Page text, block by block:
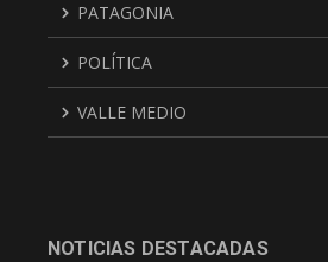
PATAGONIA
POLÍTICA
VALLE MEDIO
NOTICIAS DESTACADAS